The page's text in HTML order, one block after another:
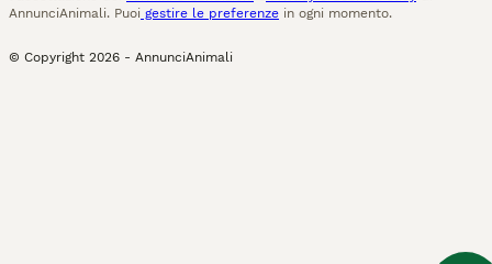
AnnunciAnimali. Puoi gestire le preferenze in ogni momento.
© Copyright 2026 - AnnunciAnimali